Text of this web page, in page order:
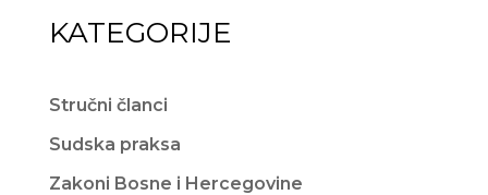
KATEGORIJE
Stručni članci
Sudska praksa
Zakoni Bosne i Hercegovine